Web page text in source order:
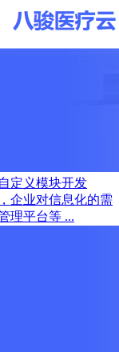
定义模块开发
企业对信息化的需
理平台等 ...